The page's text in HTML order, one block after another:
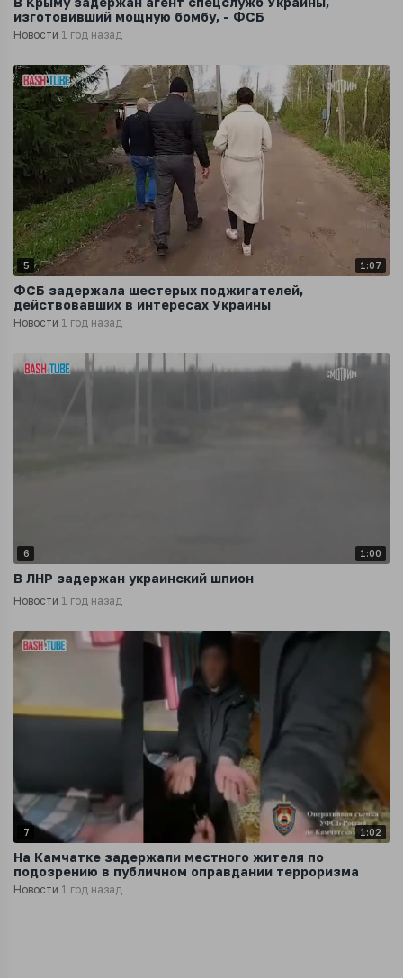
изготовивший мощную бомбу, - ФСБ
Новости 1 год назад
5 1:07
ФСБ задержала шестерых поджигателей,
действовавших в интересах Украины
Новости 1 год назад
6 1:00
В ЛНР задержан украинский шпион
Новости 1 год назад
7 1:02
На Камчатке задержали местного жителя по
подозрению в публичном оправдании терроризма
Новости 1 год назад